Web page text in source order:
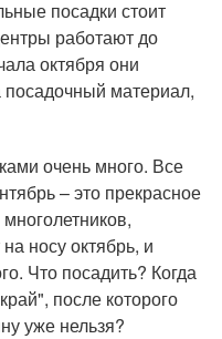
посадки стоит
работают до
октября они
посадочный материал,
очень много. Все
– это прекрасное
носу октябрь, и
Что посадить? Когда
после которого
уже нельзя?